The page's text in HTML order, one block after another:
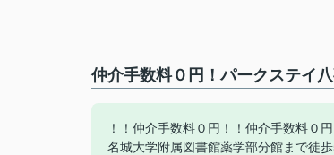
仲介手数料０円！パークステイ
！！仲介手数料０円！！仲介手数料０円
名城大学附属図書館薬学部分館まで徒